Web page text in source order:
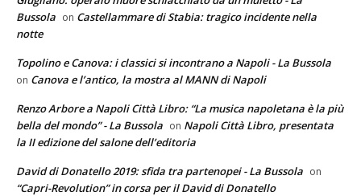
Bussola on Castellammare di Stabia: tragico incidente nella
notte
Topolino e Canova: i classici si incontrano a Napoli - La Bussola
on Canova e l’antico, la mostra al MANN di Napoli
Renzo Arbore a Napoli Città Libro: “La musica napoletana è la più
bella del mondo” - La Bussola on Napoli Città Libro, presentata
la II edizione del salone dell’editoria
David di Donatello 2019: sfida tra partenopei - La Bussola on
“Capri-Revolution” in corsa per il David di Donatello